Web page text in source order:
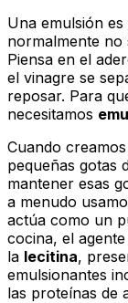
Una emulsión
normalmente no
Piensa en el
el vinagre se
reposar. Para
necesitamos
Cuando
pequeñas gotas
mantener esas
a menudo
actúa como un
cocina, el
la lecitina,
emulsionantes
las proteínas de